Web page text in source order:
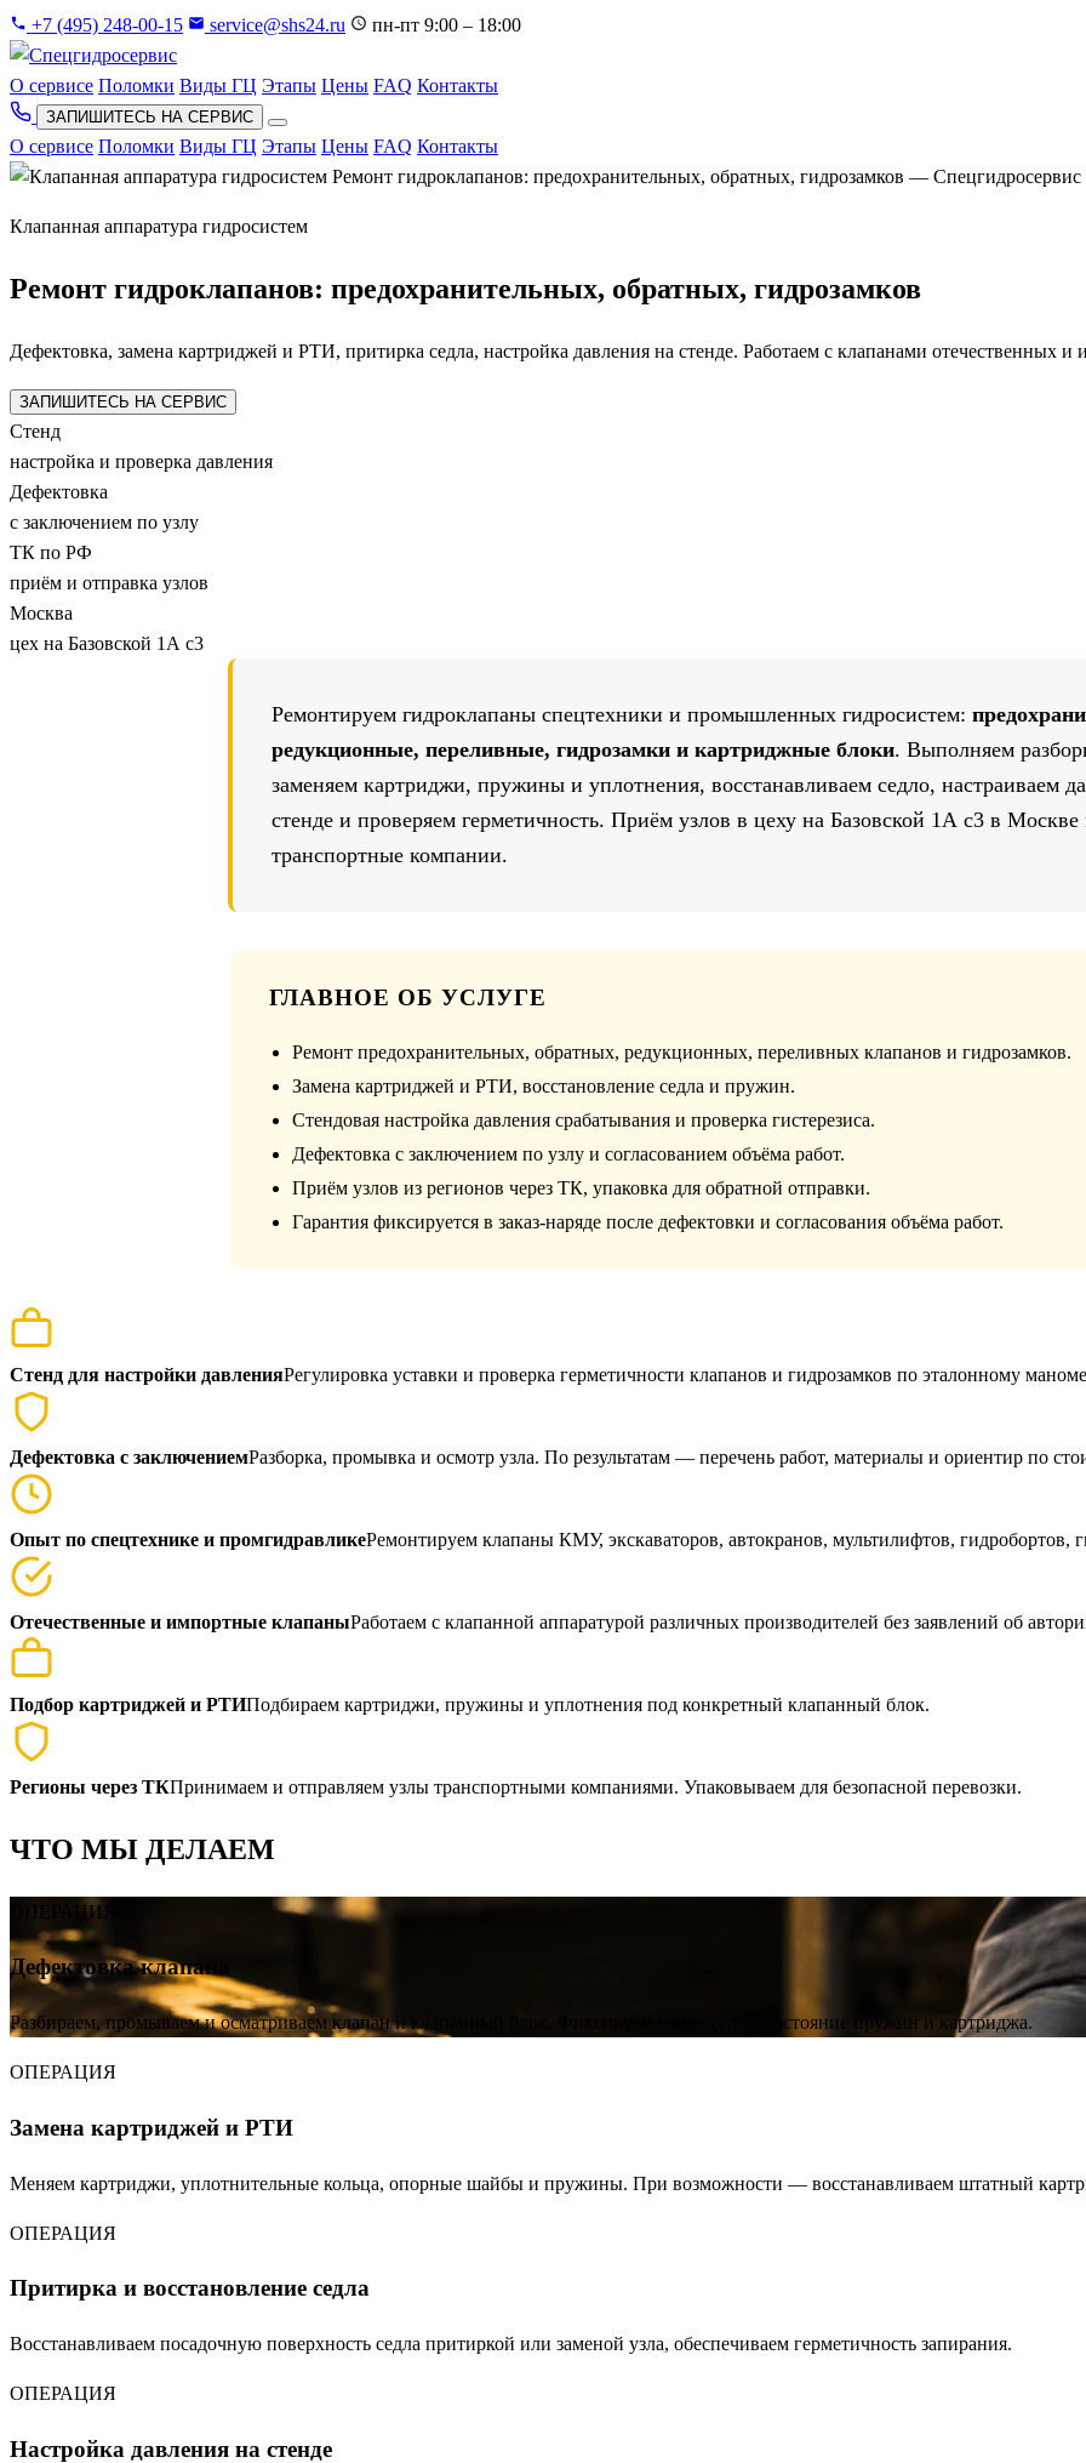
+7 (495) 248-00-15 service@shs24.ru пн-пт 9:00 – 18:00
О сервисе Поломки Виды ГЦ Этапы Цены FAQ Контакты
ЗАПИШИТЕСЬ НА СЕРВИС
О сервисе Поломки Виды ГЦ Этапы Цены FAQ Контакты
Клапанная аппаратура гидросистем
Ремонт гидроклапанов: предохранительных, обратных, гидрозамков
Дефектовка, замена картриджей и РТИ, притирка седла, настройка давления на стенде. Работаем с клапанами отечественных
ЗАПИШИТЕСЬ НА СЕРВИС
Стенд
настройка и проверка давления
Дефектовка
с заключением по узлу
ТК по РФ
приём и отправка узлов
Москва
цех на Базовской 1А с3
Ремонтируем гидроклапаны спецтехники и промышленных гидросистем:
редукционные, переливные, гидрозамки и картриджные блоки. Выполняем
заменяем картриджи, пружины и уплотнения, восстанавливаем седло, настраиваем
стенде и проверяем герметичность. Приём узлов в цеху на Базовской 1А с3 в Москве
транспортные компании.
ГЛАВНОЕ ОБ УСЛУГЕ
Ремонт предохранительных, обратных, редукционных, переливных клапанов и гидрозамков.
Замена картриджей и РТИ, восстановление седла и пружин.
Стендовая настройка давления срабатывания и проверка гистерезиса.
Дефектовка с заключением по узлу и согласованием объёма работ.
Приём узлов из регионов через ТК, упаковка для обратной отправки.
Гарантия фиксируется в заказ-наряде после дефектовки и согласования объёма работ.
Стенд для настройки давленияРегулировка уставки и проверка герметичности клапанов и гидрозамков по эталонному
Дефектовка с заключениемРазборка, промывка и осмотр узла. По результатам — перечень работ, материалы и ориентир по
Опыт по спецтехнике и промгидравликеРемонтируем клапаны КМУ, экскаваторов, автокранов, мультилифтов, гидробортов,
Отечественные и импортные клапаныРаботаем с клапанной аппаратурой различных производителей без заявлений об
Подбор картриджей и РТИПодбираем картриджи, пружины и уплотнения под конкретный клапанный блок.
Регионы через ТКПринимаем и отправляем узлы транспортными компаниями. Упаковываем для безопасной перевозки.
ЧТО МЫ ДЕЛАЕМ
ОПЕРАЦИЯ
Дефектовка клапана
Разбираем, промываем и осматриваем клапан и клапанный блок. Фиксируем износ седла, состояние пружин и картриджа.
ОПЕРАЦИЯ
Замена картриджей и РТИ
Меняем картриджи, уплотнительные кольца, опорные шайбы и пружины. При возможности — восстанавливаем штатный
ОПЕРАЦИЯ
Притирка и восстановление седла
Восстанавливаем посадочную поверхность седла притиркой или заменой узла, обеспечиваем герметичность запирания.
ОПЕРАЦИЯ
Настройка давления на стенде